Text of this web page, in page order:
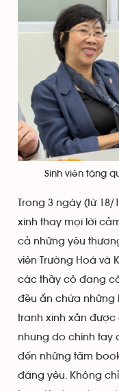
Sinh viên tặng
Trong 3 ngày (từ
xinh thay mọi lời
cả những yêu
viên Trường Hoá và
các thầy cô đang
đều ẩn chứa những
tranh xinh xắn
nhung do chính tay
đến những tấm
đáng yêu. Không